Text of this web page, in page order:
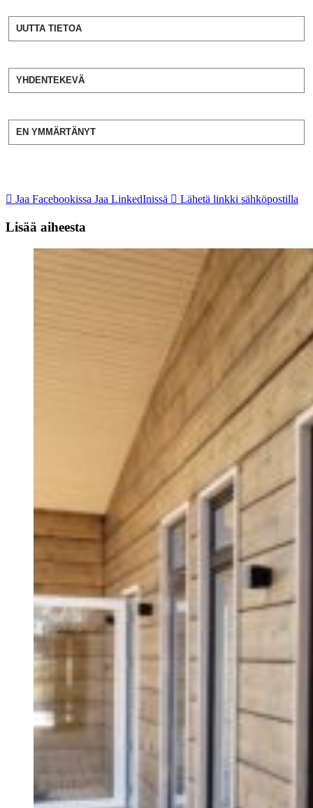
UUTTA TIETOA
YHDENTEKEVÄ
EN YMMÄRTÄNYT
Jaa Facebookissa Jaa LinkedInissä Lähetä linkki sähköpostilla
Lisää aiheesta